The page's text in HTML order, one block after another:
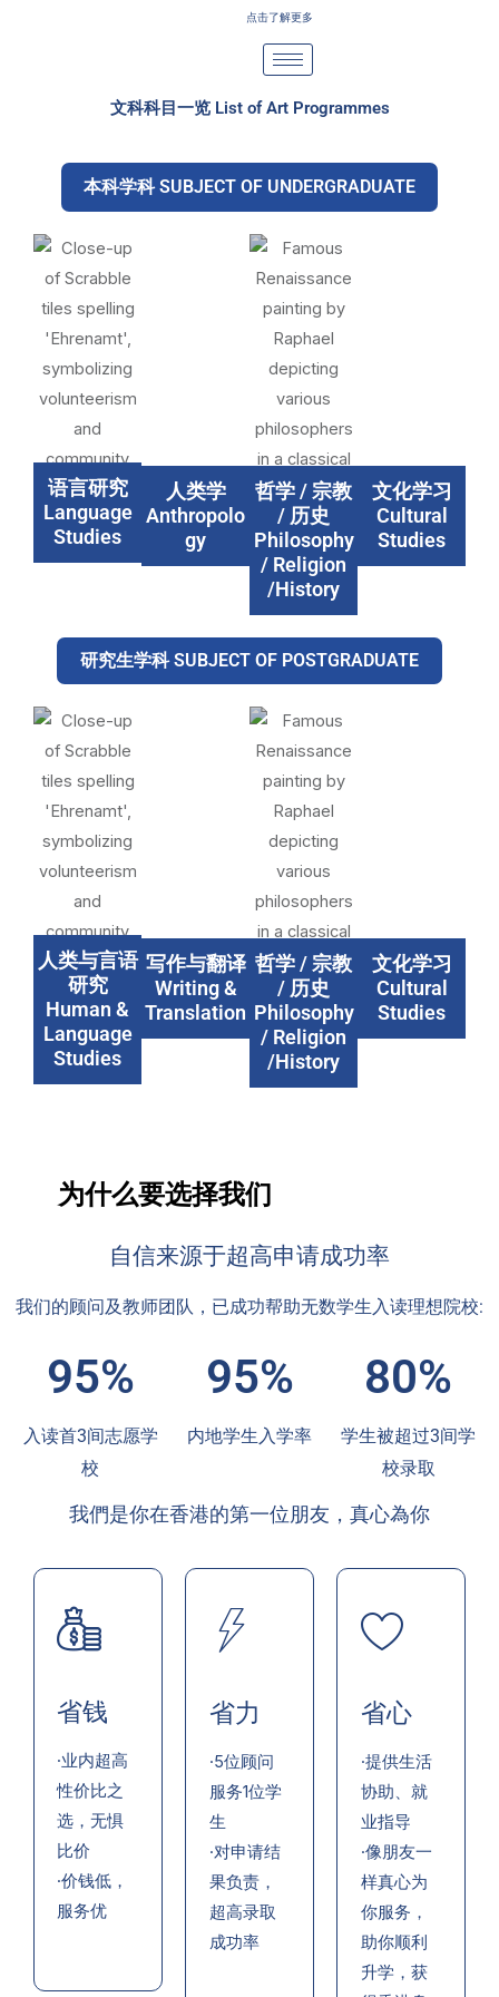
点击了解更多
文科科目一览 List of Art Programmes
本科学科 SUBJECT OF UNDERGRADUATE
语言研究
Language
Studies
人类学
Anthropolo
gy
哲学 / 宗教
/ 历史
Philosophy
/ Religion
/History
文化学习
Cultural
Studies
研究生学科 SUBJECT OF POSTGRADUATE
人类与言语
研究
Human &
Language
Studies
写作与翻译
Writing &
Translation
哲学 / 宗教
/ 历史
Philosophy
/ Religion
/History
文化学习
Cultural
Studies
为什么要选择我们
自信来源于超高申请成功率
我们的顾问及教师团队，已成功帮助无数学生入读理想院校:
95%
入读首3间志愿学
校
95%
内地学生入学率
80%
学生被超过3间学
校录取
我們是你在香港的第一位朋友，真心為你
省钱
·业内超高
性价比之
选，无惧
比价
·价钱低，
服务优
省力
·5位顾问
服务1位学
生
·对申请结
果负责，
超高录取
成功率
省心
·提供生活
协助、就
业指导
·像朋友一
样真心为
你服务，
助你顺利
升学，获